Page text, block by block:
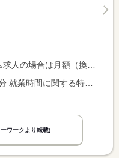
ト求人の場合は時間額を表示しています。
ワークより転載)